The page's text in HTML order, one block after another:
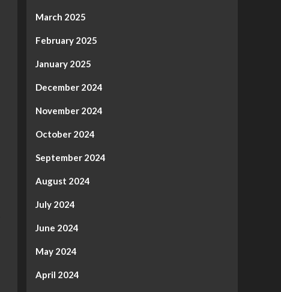
March 2025
February 2025
January 2025
December 2024
November 2024
October 2024
September 2024
August 2024
July 2024
June 2024
May 2024
April 2024